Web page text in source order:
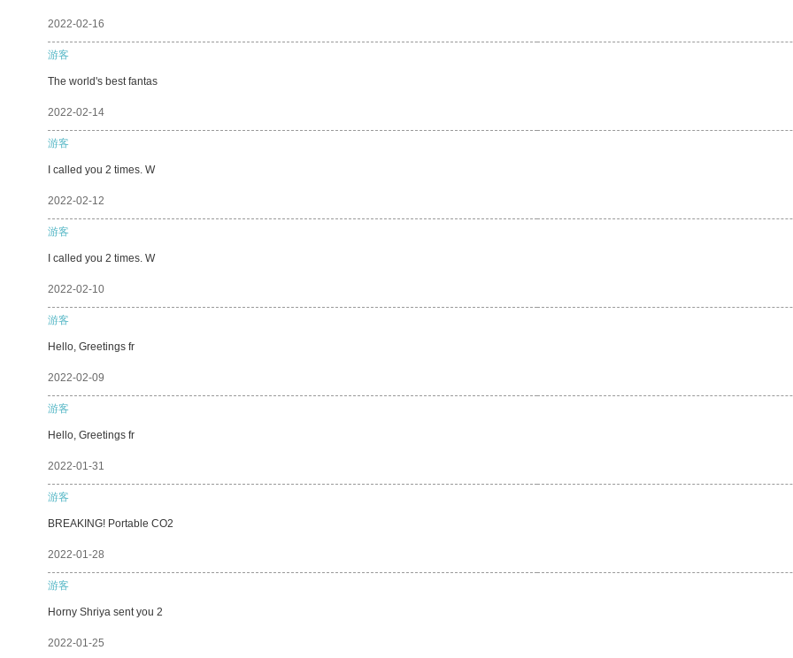
2022-02-16
游客
The world's best fantas
2022-02-14
游客
I called you 2 times. W
2022-02-12
游客
I called you 2 times. W
2022-02-10
游客
Hello, Greetings fr
2022-02-09
游客
Hello, Greetings fr
2022-01-31
游客
BREAKING! Portable CO2
2022-01-28
游客
Horny Shriya sent you 2
2022-01-25